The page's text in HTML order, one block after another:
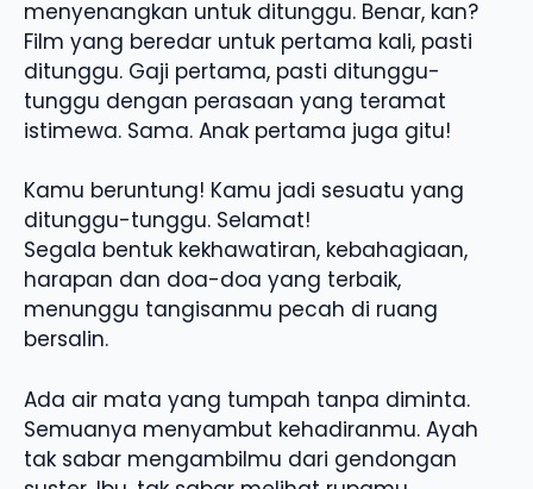
menyenangkan untuk ditunggu. Benar, kan?
Film yang beredar untuk pertama kali, pasti
ditunggu. Gaji pertama, pasti ditunggu-
tunggu dengan perasaan yang teramat
istimewa. Sama. Anak pertama juga gitu!
Kamu beruntung! Kamu jadi sesuatu yang
ditunggu-tunggu. Selamat!
Segala bentuk kekhawatiran, kebahagiaan,
harapan dan doa-doa yang terbaik,
menunggu tangisanmu pecah di ruang
bersalin.
Ada air mata yang tumpah tanpa diminta.
Semuanya menyambut kehadiranmu. Ayah
tak sabar mengambilmu dari gendongan